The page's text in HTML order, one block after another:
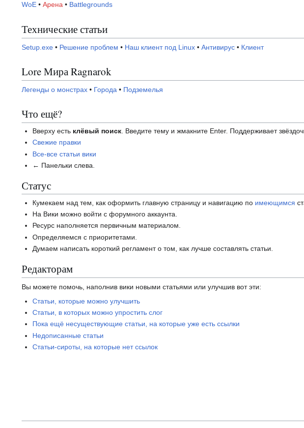
WoE • Арена • Battlegrounds
Технические статьи
Setup.exe • Решение проблем • Наш клиент под Linux • Антивирус • Клиент
Lore Мира Ragnarok
Легенды о монстрах • Города • Подземелья
Что ещё?
Вверху есть клёвый поиск . Введите тему и жмакните Enter. Поддерживает
Свежие правки
Все-все статьи вики
← Панельки слева.
Статус
Кумекаем над тем, как оформить главную страницу и навигацию по имеющимся
На Вики можно войти с форумного аккаунта.
Ресурс наполняется первичным материалом.
Определяемся с приоритетами.
Думаем написать короткий регламент о том, как лучше составлять статьи.
Редакторам
Вы можете помочь, наполнив вики новыми статьями или улучшив вот эти:
Статьи, которые можно улучшить
Статьи, в которых можно упростить слог
Пока ещё несуществующие статьи, на которые уже есть ссылки
Недописанные статьи
Статьи-сироты, на которые нет ссылок